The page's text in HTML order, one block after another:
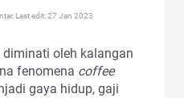
Last edit: 27 Jan 2023
oleh kalangan
fenomena coffee
gaya hidup, gaji